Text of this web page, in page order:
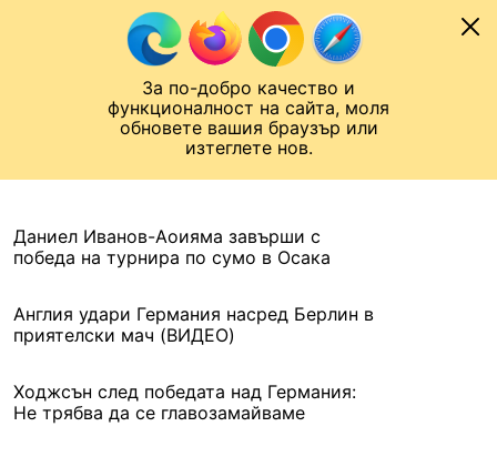
За по-добро качество и
функционалност на сайта, моля
обновете вашия браузър или
изтеглете нов.
Към съдържанието
Лига на Конференциите
Даниел Иванов-Аоияма завърши с
победа на турнира по сумо в Осака
Англия удари Германия насред Берлин в
приятелски мач (ВИДЕО)
Ходжсън след победата над Германия:
Не трябва да се главозамайваме